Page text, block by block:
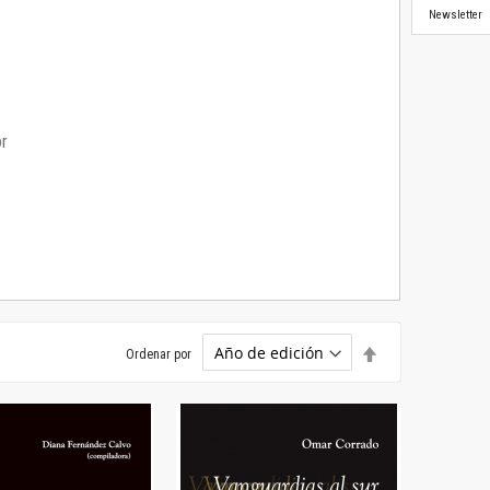
Ordenar por
descendente
Newsletter